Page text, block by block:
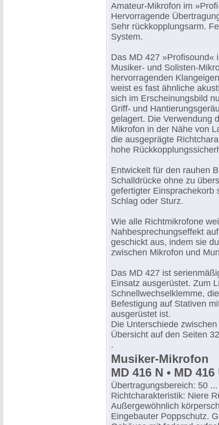
Amateur-Mikrofon im
Hervorragende
Sehr rückkopplungsarm.
System.
Das MD 427 »Profisound«
Musiker- und Solisten-
hervorragenden
weist es fast ähnliche
sich im Erscheinungsbild
Griff- und
gelagert. Die Verwendung
Mikrofon in der Nähe von
die ausgeprägte
hohe
Entwickelt für den rauhen
Schalldrücke ohne zu
gefertigter Einsprachekorb
Schlag oder Sturz.
Wie alle Richtmikrofone
Nahbesprechungseffekt
geschickt aus, indem sie
zwischen Mikrofon und
Das MD 427 ist
Einsatz ausgerüstet. Zum
Schnellwechselklemme,
Befestigung auf Stativen
ausgerüstet ist.
Die Unterschiede
Übersicht auf den Seiten
.
Musiker-Mikrofon
MD 416 N • MD 416
Übertragungsbereich: 50
Richtcharakteristik: Niere
Außergewöhnlich
Eingebauter Poppschutz.